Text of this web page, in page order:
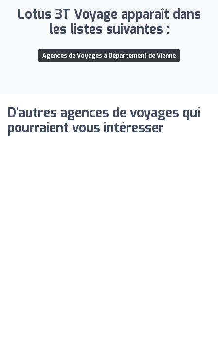
Lotus 3T Voyage apparaît dans
les listes suivantes :
Agences de Voyages à Département de Vienne
D'autres agences de voyages qui
pourraient vous intéresser